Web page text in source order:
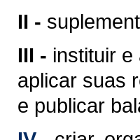
II -
III - instituir
aplicar suas
e publicar